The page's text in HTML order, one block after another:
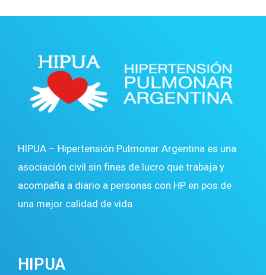
HIPUA – Hipertensión Pulmonar Argentina es una
asociación civil sin fines de lucro que trabaja y
acompaña a diario a personas con HP en pos de
una mejor calidad de vida
HIPUA